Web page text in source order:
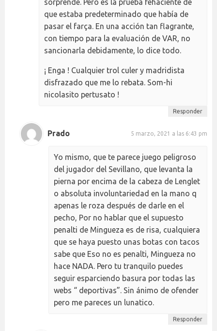
sorprende. Pero es la prueba fehaciente de
que estaba predeterminado que había de
pasar el farça. En una acción tan flagrante,
con tiempo para la evaluación de VAR, no
sancionarla debidamente, lo dice todo.
¡ Enga ! Cualquier trol culer y madridista
disfrazado que me lo rebata. Som-hi
nicolasito pertusato !
Responder
Prado 5 marzo, 2021 a las 6:43 pm
Yo mismo, que te parece juego peligroso
del jugador del Sevillano, que levanta la
pierna por encima de la cabeza de Lenglet
o absoluta involuntariedad en la mano q
apenas le roza después de darle en el
pecho, Por no hablar que el supuesto
penalti de Mingueza es de risa, cualquiera
que se haya puesto unas botas con tacos
sabe que Eso no es penalti, Mingueza no
hace NADA. Pero tu tranquilo puedes
seguir esparciendo basura por todas las
webs “ deportivas”. Sin ánimo de ofender
pero me pareces un lunatico.
Responder